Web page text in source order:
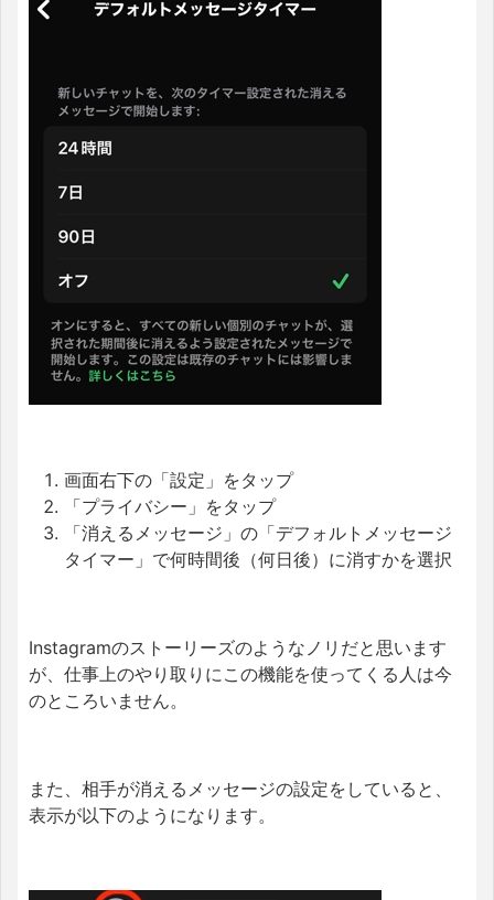
画面右下の「設定」をタップ
「プライバシー」をタップ
「消えるメッセージ」の「デフォルトメッセージ
タイマー」で何時間後（何日後）に消すかを選択
Instagramのストーリーズのようなノリだと思います
が、仕事上のやり取りにこの機能を使ってくる人は今
のところいません。
また、相手が消えるメッセージの設定をしていると、
表示が以下のようになります。